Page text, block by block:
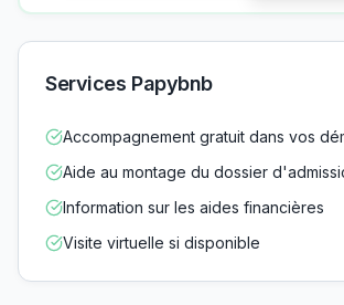
Services Papybnb
Accompagnement gratuit dans vos
Aide au montage du dossier
Information sur les aides financières
Visite virtuelle si disponible